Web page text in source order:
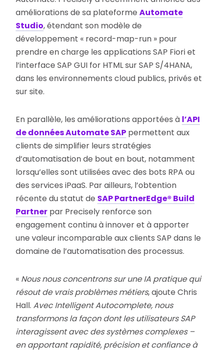
améliorations de sa plateformeAutomate
Studio, étendant son modèle de
développement « record-map-run » pour
prendre en charge les applications SAP Fiori et
l’interface SAP GUI for HTML sur SAP S/4HANA,
dans les environnements cloud publics, privés et
sur site.
En parallèle, les améliorations apportées à l’API
de données Automate SAP permettent aux
clients de simplifier leurs stratégies
d’automatisation de bout en bout, notamment
lorsqu’elles sont utilisées avec des bots RPA ou
des services iPaaS. Par ailleurs, l’obtention
récente du statut de SAP PartnerEdge® Build
Partner par Precisely renforce son
engagement continu à innover et à apporter
une valeur incomparable aux clients SAP dans le
domaine de l’automatisation des processus.
« Nous nous concentrons sur une IA pratique qui
résout de vrais problèmes métiers, ajoute Chris
Hall.Avec Intelligent Autocomplete, nous
transformons la façon dont les utilisateurs SAP
interagissent avec des systèmes complexes –
en apportant rapidité, précision et confiance à